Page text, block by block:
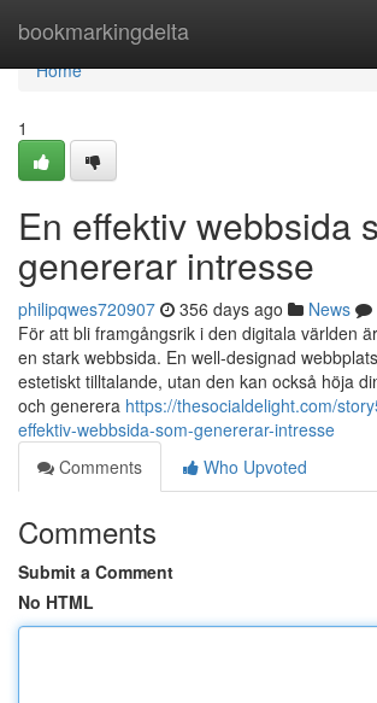
bookmarkingdelta
Home
Home
1
En effektiv webbsida
genererar intresse
philipqwes720907 356 days ago News
För att bli framgångsrik i den digitala världen
en stark webbsida. En well-designad
estetiskt tilltalande, utan den kan också höja
och generera https://thesocialdelight.com/
effektiv-webbsida-som-genererar-intresse
Comments
Who Upvoted
Comments
Submit a Comment
No HTML